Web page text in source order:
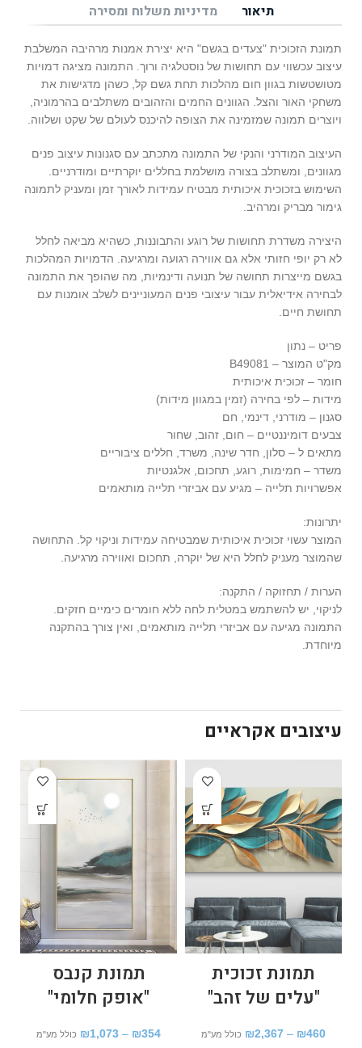
תיאור מדיניות משלוח ומסירה
תמונת הזכוכית "צעדים בגשם" היא יצירת אמנות מרהיבה המשלבת
עיצוב עכשווי עם תחושות של נוסטלגיה ורוך. התמונה מציגה דמויות
מטושטשות בגוון חום מהלכות תחת גשם קל, כשהן מדגישות את
משחקי האור והצל. הגוונים החמים והזהובים משתלבים בהרמוניה,
ויוצרים תמונה שמזמינה את הצופה להיכנס לעולם של שקט ושלווה.
העיצוב המודרני והנקי של התמונה מתכתב עם סגנונות עיצוב פנים
מגוונים, ומשתלב בצורה מושלמת בחללים יוקרתיים ומודרניים.
השימוש בזכוכית איכותית מבטיח עמידות לאורך זמן ומעניק לתמונה
גימור מבריק ומרהיב.
היצירה משדרת תחושות של רוגע והתבוננות, כשהיא מביאה לחלל
לא רק יופי חזותי אלא גם אווירה רגועה ומרגיעה. הדמויות המהלכות
בגשם מייצרות תחושה של תנועה ודינמיות, מה שהופך את התמונה
לבחירה אידיאלית עבור עיצובי פנים המעוניינים לשלב אומנות עם
תחושת חיים.
פריט – נתון
מק"ט המוצר – B49081
חומר – זכוכית איכותית
מידות – לפי בחירה (זמין במגוון מידות)
סגנון – מודרני, דינמי, חם
צבעים דומיננטיים – חום, זהוב, שחור
מתאים ל – סלון, חדר שינה, משרד, חללים ציבוריים
משדר – חמימות, רוגע, תחכום, אלגנטיות
אפשרויות תלייה – מגיע עם אביזרי תלייה מותאמים
יתרונות:
המוצר עשוי זכוכית איכותית שמבטיחה עמידות וניקוי קל. התחושה
שהמוצר מעניק לחלל היא של יוקרה, תחכום ואווירה מרגיעה.
הערות / תחזוקה / התקנה:
לניקוי, יש להשתמש במטלית לחה ללא חומרים כימיים חזקים.
התמונה מגיעה עם אביזרי תלייה מותאמים, ואין צורך בהתקנה
מיוחדת.
עיצובים אקראיים
תמונת זכוכית
"עלים של זהב"
₪460
–
₪2,367 כולל מע"מ
תמונת קנבס
"אופק חלומי"
₪354
–
₪1,073 כולל מע"מ